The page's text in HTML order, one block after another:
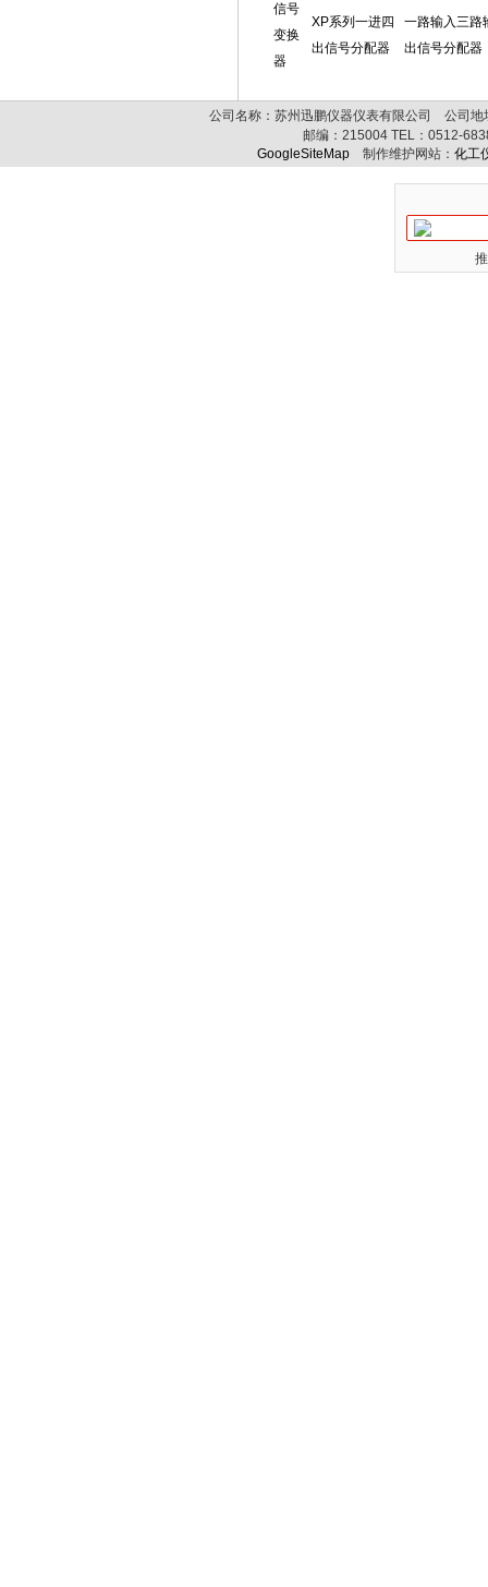
信号
变换
器
XP系列一进四
出信号分配器
一路输入三路
出信号分配器
公司名称：苏州迅鹏仪器仪表有限公司 公司
邮编： 215004 TEL： 0512-
GoogleSiteMap 制作维护网站： 化工